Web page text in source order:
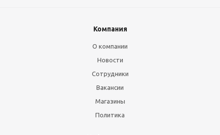
Компания
О компании
Новости
Сотрудники
Вакансии
Магазины
Политика